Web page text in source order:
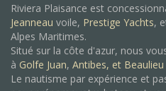
Riviera Plaisance est
Jeanneau voile, Prestige Yachts,
Alpes Maritimes.
Situé sur la côte d'azur, nous
à Golfe Juan, Antibes, et
Le nautisme par expérience et